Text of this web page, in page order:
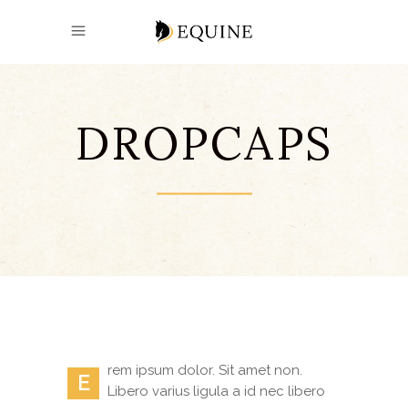
DROPCAPS
E
rem ipsum dolor. Sit amet non.
Libero varius ligula a id nec libero